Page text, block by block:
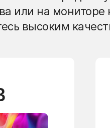
или на
высоким